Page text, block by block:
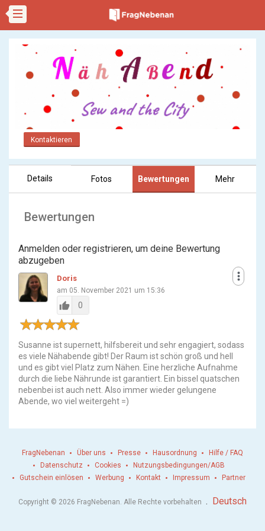
Kontaktieren
Details Fotos Bewertungen Mehr
Bewertungen
Anmelden oder registrieren, um deine Bewertung
abzugeben
more_vert
Doris
am 05. November 2021 um 15:36
thumb_up 0
Susanne ist supernett, hilfsbereit und sehr engagiert, sodass
es viele Nähabende gibt! Der Raum ist schön groß und hell
und es gibt viel Platz zum Nähen. Eine herzliche Aufnahme
durch die liebe Nährunde ist garantiert. Ein bissel quatschen
nebenbei ist auch nett. Also immer wieder gelungene
Abende, wo viel weitergeht =)
FragNebenan Über uns Presse Hausordnung
Hilfe / FAQ
Datenschutz
Cookies
Nutzungsbedingungen/AGB
Gutschein einlösen
Werbung Kontakt Impressum Partner
Copyright © 2026 FragNebenan. Alle Rechte vorbehalten . Deutsch